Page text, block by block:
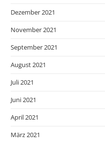
Dezember 2021
November 2021
September 2021
August 2021
Juli 2021
Juni 2021
April 2021
März 2021